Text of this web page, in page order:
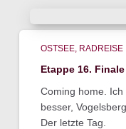
OSTSEE RADREISE
Etappe 16. Finale
Coming home.
besser,
Der letzte Tag.